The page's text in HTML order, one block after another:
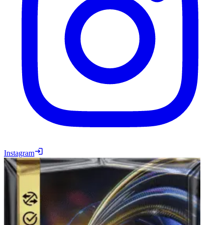
Instagram